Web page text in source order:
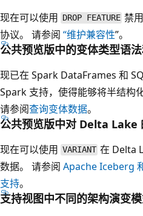
现在可以使用 DROP FEATURE 禁
协议。 请参阅 “维护兼容性”。
公共预览版中的变体类型语
现已在 Spark DataFrames 和
Spark 支持，使得能够将半结构
请参阅查询变体数据。
公共预览版中对 Delta Lake
现在可以使用 VARIANT 在 Delta
数据。 请参阅 Apache Iceberg
支持。
支持视图中不同的架构演变